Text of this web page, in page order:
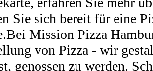
Sie sich bereit für eine
Mission Pizza
von Pizza - wir
genossen zu werden.